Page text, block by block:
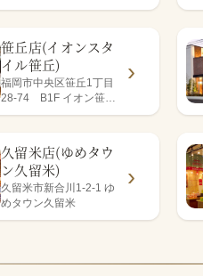
笹丘店(イオンスタ
イル笹丘)
福岡市中央区笹丘1丁目
28-74 B1F イオン笹丘
店内
久留米店(ゆめタウ
ン久留米)
久留米市新合川1-2-1 ゆ
めタウン久留米